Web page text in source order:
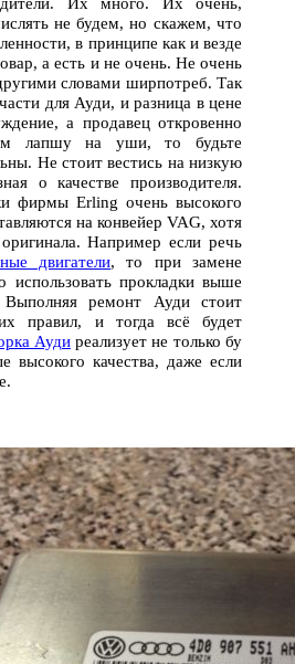
не будем, но скажем, что
в принципе как и везде
а есть и не очень. Не очень
словами ширпотреб. Так
для Ауди, и разница в цене
а продавец откровенно
лапшу на уши, то будьте
Не стоит вестись на низкую
о качестве производителя.
фирмы Erling очень высокого
на конвейер VAG, хотя
Например если речь
двигатели, то при замене
использовать прокладки выше
ремонт Ауди стоит
правил, и тогда всё будет
Аудиреализует не только бу
высокого качества, даже если